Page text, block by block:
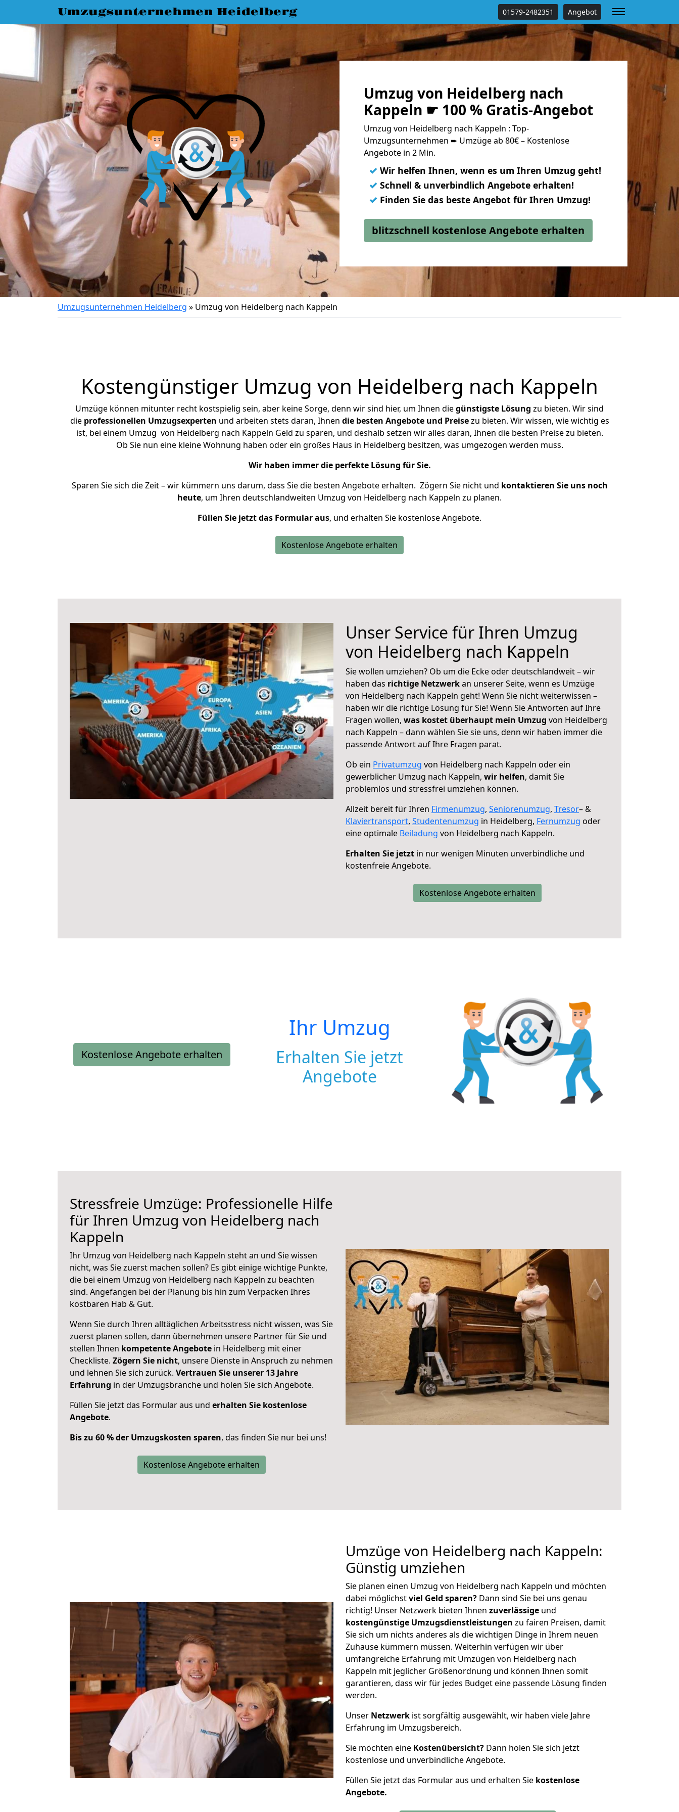
Umzugsunternehmen Heidelberg 01579-2482351 Angebot
Umzug von Heidelberg nach
Kappeln ☛ 100 % Gratis-Angebot
Umzug von Heidelberg nach Kappeln : Top-
Umzugsunternehmen ➨ Umzüge ab 80€ – Kostenlose
Angebote in 2 Min.
✓ Wir helfen Ihnen, wenn es um Ihren Umzug geht!
✓ Schnell & unverbindlich Angebote erhalten!
✓ Finden Sie das beste Angebot für Ihren Umzug!
blitzschnell kostenlose Angebote erhalten
Umzugsunternehmen Heidelberg » Umzug von Heidelberg nach Kappeln
Kostengünstiger Umzug von Heidelberg nach Kappeln
Umzüge können mitunter recht kostspielig sein, aber keine Sorge, denn wir sind hier, um Ihnen diegünstigste Lösung zu bieten. Wir sind
die professionellen Umzugsexperten und arbeiten stets daran, Ihnen die besten Angebote und Preisezu bieten. Wir wissen, wie wichtig es
ist, bei einem Umzug von Heidelberg nach Kappeln Geld zu sparen, und deshalb setzen wir alles daran, Ihnen die besten Preise zu bieten.
Ob Sie nun eine kleine Wohnung haben oder ein großes Haus in Heidelberg besitzen, was umgezogen werden muss.
Wir haben immer die perfekte Lösung für Sie.
Sparen Sie sich die Zeit – wir kümmern uns darum, dass Sie die besten Angebote erhalten. Zögern Sie nicht und kontaktieren Sie uns noch
heute, um Ihren deutschlandweiten Umzug von Heidelberg nach Kappeln zu planen.
Füllen Sie jetzt das Formular aus, und erhalten Sie kostenlose Angebote.
Kostenlose Angebote erhalten
Unser Service für Ihren Umzug
von Heidelberg nach Kappeln
Sie wollen umziehen? Ob um die Ecke oder deutschlandweit – wir
haben das richtige Netzwerkan unserer Seite, wenn es Umzüge
von Heidelberg nach Kappeln geht! Wenn Sie nicht weiterwissen –
haben wir die richtige Lösung für Sie! Wenn Sie Antworten auf Ihre
Fragen wollen, was kostet überhaupt mein Umzug von Heidelberg
nach Kappeln – dann wählen Sie sie uns, denn wir haben immer die
passende Antwort auf Ihre Fragen parat.
Ob ein Privatumzug von Heidelberg nach Kappeln oder ein
gewerblicher Umzug nach Kappeln, wir helfen, damit Sie
problemlos und stressfrei umziehen können.
Allzeit bereit für Ihren Firmenumzug, Seniorenumzug, Tresor– &
Klaviertransport, Studentenumzug in Heidelberg, Fernumzug oder
eine optimale Beiladung von Heidelberg nach Kappeln.
Erhalten Sie jetzt in nur wenigen Minuten unverbindliche und
kostenfreie Angebote.
Kostenlose Angebote erhalten
Kostenlose Angebote erhalten
Ihr Umzug
Erhalten Sie jetzt
Angebote
Stressfreie Umzüge: Professionelle Hilfe
für Ihren Umzug von Heidelberg nach
Kappeln
Ihr Umzug von Heidelberg nach Kappeln steht an und Sie wissen
nicht, was Sie zuerst machen sollen? Es gibt einige wichtige Punkte,
die bei einem Umzug von Heidelberg nach Kappeln zu beachten
sind. Angefangen bei der Planung bis hin zum Verpacken Ihres
kostbaren Hab & Gut.
Wenn Sie durch Ihren alltäglichen Arbeitsstress nicht wissen, was Sie
zuerst planen sollen, dann übernehmen unsere Partner für Sie und
stellen Ihnen kompetente Angebote in Heidelberg mit einer
Checkliste. Zögern Sie nicht, unsere Dienste in Anspruch zu nehmen
und lehnen Sie sich zurück. Vertrauen Sie unserer 13 Jahre
Erfahrung in der Umzugsbranche und holen Sie sich Angebote.
Füllen Sie jetzt das Formular aus und erhalten Sie kostenlose
Angebote.
Bis zu 60 % der Umzugskosten sparen, das finden Sie nur bei uns!
Kostenlose Angebote erhalten
Umzüge von Heidelberg nach Kappeln:
Günstig umziehen
Sie planen einen Umzug von Heidelberg nach Kappeln und möchten
dabei möglichstviel Geld sparen? Dann sind Sie bei uns genau
richtig! Unser Netzwerk bieten Ihnen zuverlässige und
kostengünstige Umzugsdienstleistungen zu fairen Preisen, damit
Sie sich um nichts anderes als die wichtigen Dinge in Ihrem neuen
Zuhause kümmern müssen. Weiterhin verfügen wir über
umfangreiche Erfahrung mit Umzügen von Heidelberg nach
Kappeln mit jeglicher Größenordnung und können Ihnen somit
garantieren, dass wir für jedes Budget eine passende Lösung finden
werden.
Unser Netzwerk ist sorgfältig ausgewählt, wir haben viele Jahre
Erfahrung im Umzugsbereich.
Sie möchten eine Kostenübersicht? Dann holen Sie sich jetzt
kostenlose und unverbindliche Angebote.
Füllen Sie jetzt das Formular aus und erhalten Sie kostenlose
Angebote.